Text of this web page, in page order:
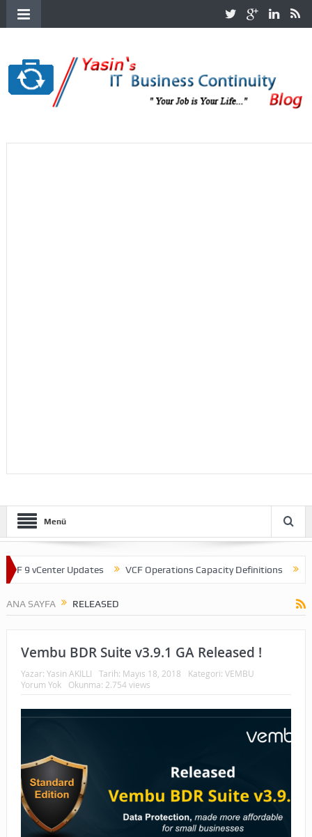
Menü
vCenter Updates VCF Operations Capacity Definitions Theme
ANA SAYFA RELEASED
Vembu BDR Suite v3.9.1 GA Released !
Yazar: Yasin AKILLI Tarih: Mayıs 18, 2018 Kategori: VEMBU
Yorum Yok
Okunma: 2.754 views